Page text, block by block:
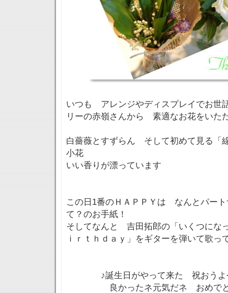
いつも アレンジやディスプレイでお世
リーの赤嶺さんから 素適なお花をいた
白薔薇とすずらん そして初めて見る「
小花
いい香りが漂っています
この日1番のＨＡＰＰＹは なんとパー
て？のお手紙！
そしてなんと 吉田拓郎の「いくつにな
ｉｒｔｈｄａｙ」をギターを弾いて歌っ
♪誕生日がやって来た 祝おうよ
良かったネ元気だネ おめでとう